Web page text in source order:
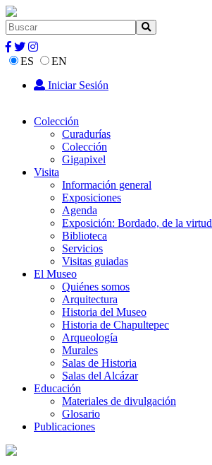
ES
EN
Iniciar Sesión
Colección
Curadurías
Colección
Gigapixel
Visita
Información general
Exposiciones
Agenda
Exposición: Bordado, de la virtud
Biblioteca
Servicios
Visitas guiadas
El Museo
Quiénes somos
Arquitectura
Historia del Museo
Historia de Chapultepec
Arqueología
Murales
Salas de Historia
Salas del Alcázar
Educación
Materiales de divulgación
Glosario
Publicaciones